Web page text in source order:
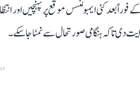
فوراً بعد کئی ایمبولنسں موقع پر پہنچیں
دی تاکہ ہنگامی صورتحال سے نمٹا جا سکے۔